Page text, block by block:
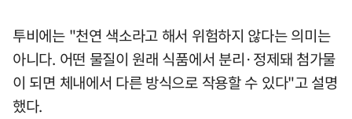
투비에는 "천연 색소라고 해서 위험하지 않다는 의미는
아니다. 어떤 물질이 원래 식품에서 분리·정제돼 첨가물
이 되면 체내에서 다른 방식으로 작용할 수 있다"고 설명
했다.